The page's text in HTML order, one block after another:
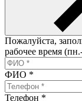
Пожалуйста,
рабочее время
ФИО *
Телефон *